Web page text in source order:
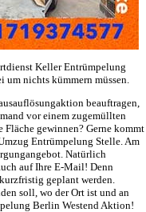
Keller Entrümpelung
um nichts kümmern müssen.
beauftragen,
vor einem zugemüllten
Fläche gewinnen? Gerne kommt
Entrümpelung Stelle. Am
Natürlich
auf Ihre E-Mail! Denn
kurzfristig geplant werden.
soll, wo der Ort ist und an
Berlin Westend Aktion!